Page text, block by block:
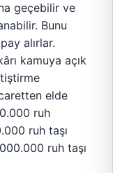
geçebilir ve
Bunu
alırlar.
kamuya açık
elde
ruh
ruh taşı
ruh taşı